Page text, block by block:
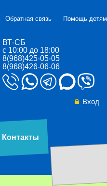
ВТ-СБ
с 10:00 до 18:00
8(968)425-05-05
8(968)426-06-06
Обратная связь Помощь детям
Вход
Контакты